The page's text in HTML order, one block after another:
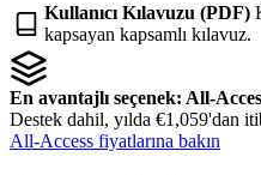
Kullanıcı Kılavuzu (PDF)
kapsayan kapsamlı kılavuz.
En avantajlı seçenek: All-
Destek dahil, yılda €1,059'dan
All-Access fiyatlarına bakın